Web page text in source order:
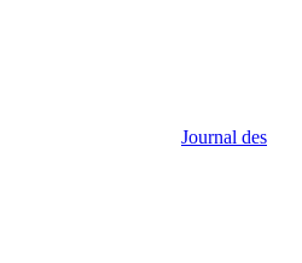
Journal des